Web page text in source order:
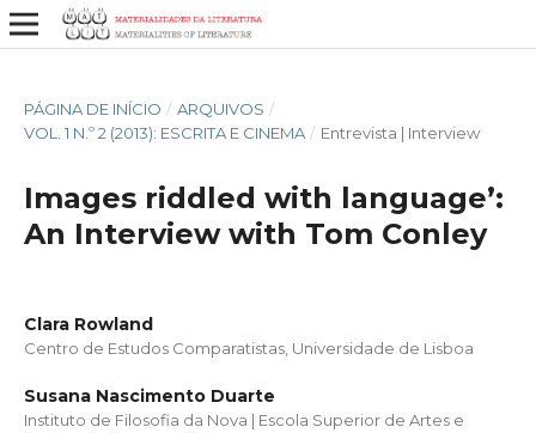
PÁGINA DE INÍCIO / ARQUIVOS /
VOL. 1 N.º 2 (2013): ESCRITA E CINEMA / Entrevista | Interview
Images riddled with language’:
An Interview with Tom Conley
Clara Rowland
Centro de Estudos Comparatistas, Universidade de Lisboa
Susana Nascimento Duarte
Instituto de Filosofia da Nova | Escola Superior de Artes e